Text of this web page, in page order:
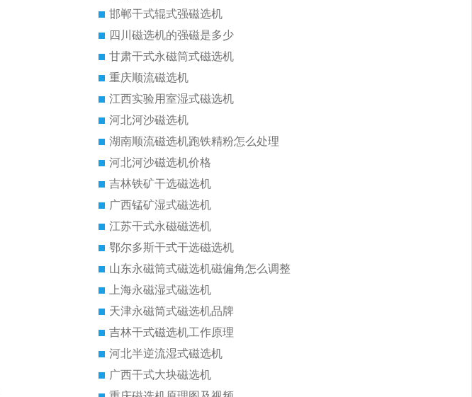
邯郸干式辊式强磁选机
四川磁选机的强磁是多少
甘肃干式永磁筒式磁选机
重庆顺流磁选机
江西实验用室湿式磁选机
河北河沙磁选机
湖南顺流磁选机跑铁精粉怎么处理
河北河沙磁选机价格
吉林铁矿干选磁选机
广西锰矿湿式磁选机
江苏干式永磁磁选机
鄂尔多斯干式干选磁选机
山东永磁筒式磁选机磁偏角怎么调整
上海永磁湿式磁选机
天津永磁筒式磁选机品牌
吉林干式磁选机工作原理
河北半逆流湿式磁选机
广西干式大块磁选机